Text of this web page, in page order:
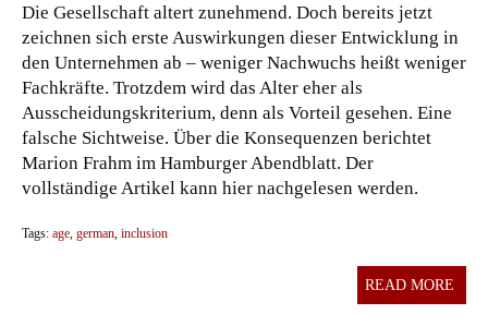
Die Gesellschaft altert zunehmend. Doch bereits jetzt
zeichnen sich erste Auswirkungen dieser Entwicklung in
den Unternehmen ab – weniger Nachwuchs heißt weniger
Fachkräfte. Trotzdem wird das Alter eher als
Ausscheidungskriterium, denn als Vorteil gesehen. Eine
falsche Sichtweise. Über die Konsequenzen berichtet
Marion Frahm im Hamburger Abendblatt. Der
vollständige Artikel kann hier nachgelesen werden.
Tags: age german inclusion
READ MORE